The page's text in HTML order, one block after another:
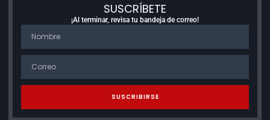
SUSCRÍBETE
¡Al terminar, revisa tu bandeja de correo!
SUSCRIBIRSE